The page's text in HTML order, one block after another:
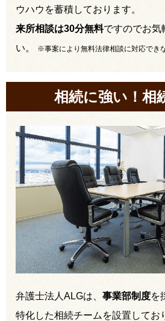
ウハウを蓄積しております。
来所相談は30分無料ですのでお気
い。
※事案により無料法律相談に対応でき
相続に強い！相
弁護士法人ALGは、 事業部制度を
特化した相続チームを設置してお